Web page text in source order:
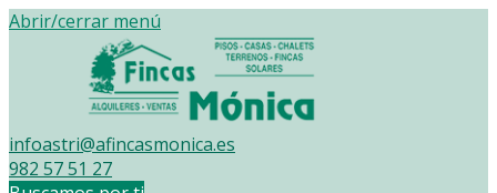
Abrir/cerrar menú
infoastri@afincasmonica.es
982 57 51 27